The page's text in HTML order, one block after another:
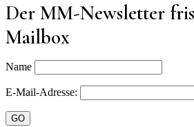
Der MM-Newsletter
Mailbox
Name
E-Mail-Adresse: